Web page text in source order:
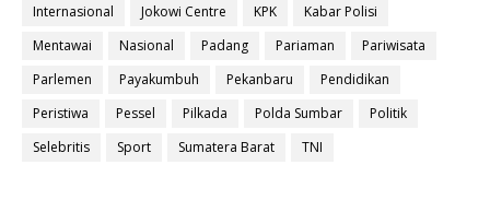
Internasional
Jokowi Centre KPK
Kabar Polisi
Mentawai
Nasional Padang Pariaman
Pariwisata
Parlemen
Payakumbuh Pekanbaru
Pendidikan
Peristiwa
Pessel Pilkada Polda Sumbar
Politik
Selebritis
Sport Sumatera Barat TNI